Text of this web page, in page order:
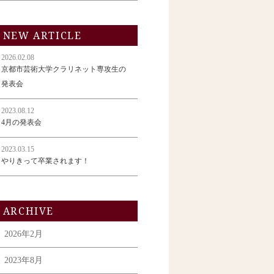
NEW ARTICLE
2026.02.08
京都市芸術大学クラリネット専攻生の
発表会
2023.08.12
4月の発表会
2023.03.15
やりきって卒業されます！
ARCHIVE
2026年2月
2023年8月